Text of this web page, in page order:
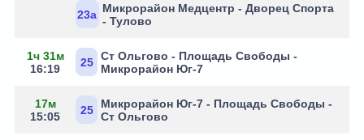
23а Микрорайон Медцентр - Дворец Спорта
- Тулово
1ч 31м
16:19
25
Ст Ольгово - Площадь Свободы -
Микрорайон Юг-7
17м
15:05
25
Микрорайон Юг-7 - Площадь Свободы -
Ст Ольгово